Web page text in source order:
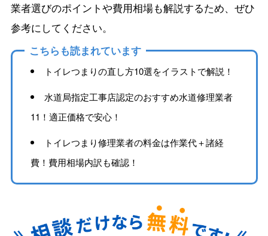
業者選びのポイントや費用相場も解説するため、ぜひ
参考にしてください。
こちらも読まれています
トイレつまりの直し方10選をイラストで解説！
水道局指定工事店認定のおすすめ水道修理業者
11！適正価格で安心！
トイレつまり修理業者の料金は作業代＋諸経
費！費用相場内訳も確認！